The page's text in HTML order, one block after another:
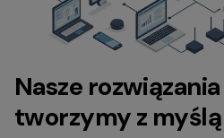
Nasze
tworzymy z